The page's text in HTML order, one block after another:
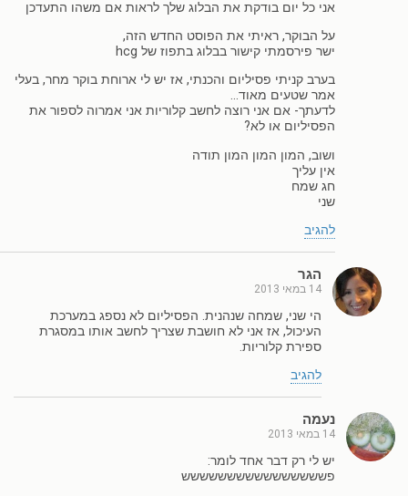
אני כל יום בודקת את הבלוג שלך לראות אם משהו התעדכן
על הבוקר, ראיתי את הפוסט החדש הזה,
ישר פירסמתי קישור בבלוג בתפוז של hcg
בערב קניתי פסיליום והכנתי, אז יש לי ארוחת בוקר מחר, בעלי
אמר שטעים מאוד…
לדעתך- אם אני רוצה לחשב קלוריות אני אמרוה לספור את
הפסיליום או לא?
ושוב, המון המון המון תודה
אין עליך
חג שמח
שני
להגיב
הגר
14 במאי 2013
הי שני, שמחה שנהנית. הפסיליום לא נספג במערכת
העיכול, אז אני לא חושבת שצריך לחשב אותו במסגרת
ספירת קלוריות.
להגיב
נעמה
14 במאי 2013
יש לי רק דבר אחד לומר:
פשששששששששששששששש